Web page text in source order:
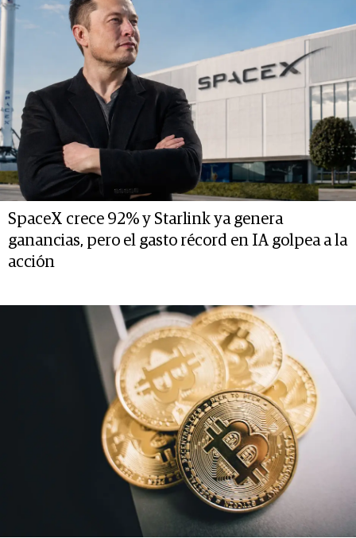
SpaceX crece 92% y Starlink ya genera
ganancias, pero el gasto récord en IA golpea a la
acción